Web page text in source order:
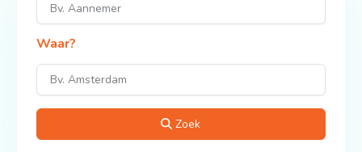
Waar?
Zoek